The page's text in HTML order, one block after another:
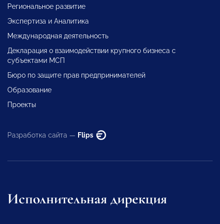
Региональное развитие
Экспертиза и Аналитика
Международная деятельность
Декларация о взаимодействии крупного бизнеса с
субъектами МСП
Бюро по защите прав предпринимателей
Образование
Проекты
Разработка сайта — Flips
Исполнительная дирекция